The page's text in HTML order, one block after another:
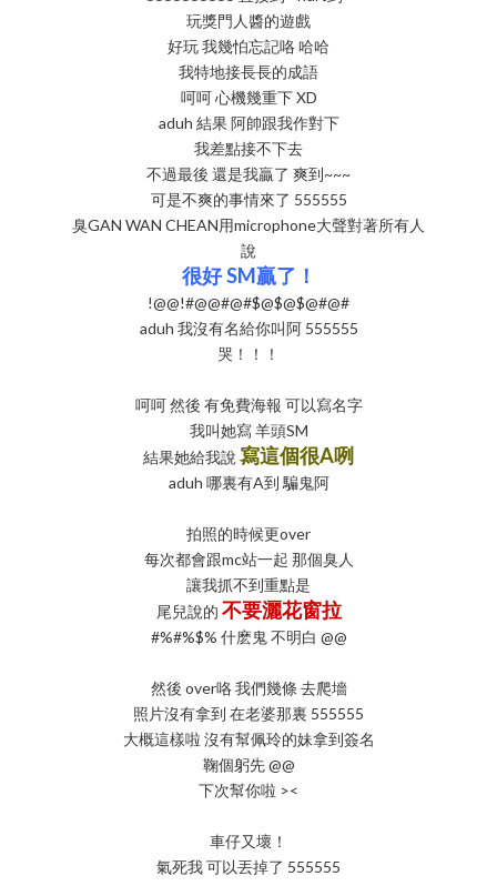
玩獎門人醬的遊戲
好玩 我幾怕忘記咯 哈哈
我特地接長長的成語
呵呵 心機幾重下 XD
aduh 結果 阿帥跟我作對下
我差點接不下去
不過最後 還是我贏了 爽到~~~
可是不爽的事情來了 555555
臭GAN WAN CHEAN用microphone大聲對著所有人
說
很好 SM贏了！
!@@!#@@#@#$@$@$@#@#
aduh 我沒有名給你叫阿 555555
哭！！！
呵呵 然後 有免費海報 可以寫名字
我叫她寫 羊頭SM
結果她給我說寫這個很A咧
aduh 哪裏有A到 騙鬼阿
拍照的時候更over
每次都會跟mc站一起 那個臭人
讓我抓不到重點是
尾兒說的 不要灑花窗拉
#%#%$% 什麽鬼 不明白 @@
然後 over咯 我們幾條 去爬墻
照片沒有拿到 在老婆那裏 555555
大概這樣啦 沒有幫佩玲的妹拿到簽名
鞠個躬先 @@
下次幫你啦 ><
車仔又壞！
氣死我 可以丟掉了 555555